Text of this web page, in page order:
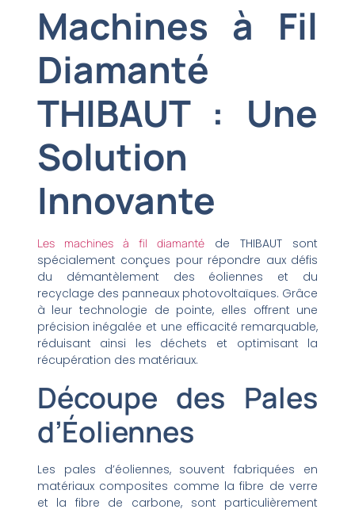
Machines à Fil
Diamanté
THIBAUT : Une
Solution
Innovante
Les machines à fil diamanté de THIBAUT sont
spécialement conçues pour répondre aux défis
du démantèlement des éoliennes et du
recyclage des panneaux photovoltaïques. Grâce
à leur technologie de pointe, elles offrent une
précision inégalée et une efficacité remarquable,
réduisant ainsi les déchets et optimisant la
récupération des matériaux.
Découpe des Pales
d’Éoliennes
Les pales d’éoliennes, souvent fabriquées en
matériaux composites comme la fibre de verre
et la fibre de carbone, sont particulièrement